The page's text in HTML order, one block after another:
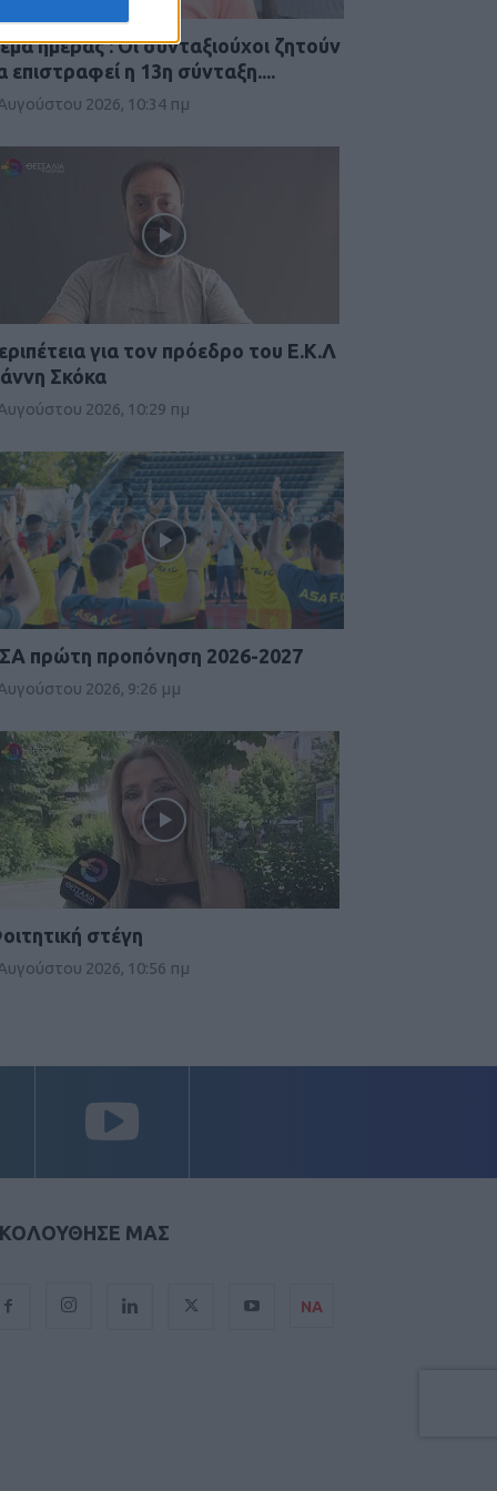
ημέρας : Οι συνταξιούχοι ζητούν
επιστραφεί η 13η σύνταξη....
2026, 10:34 πμ
για τον πρόεδρο του Ε.Κ.Λ
Σκόκα
2026, 10:29 πμ
πρώτη προπόνηση 2026-2027
2026, 9:26 μμ
στέγη
2026, 10:56 πμ
ΜΑΣ
ΝΑ